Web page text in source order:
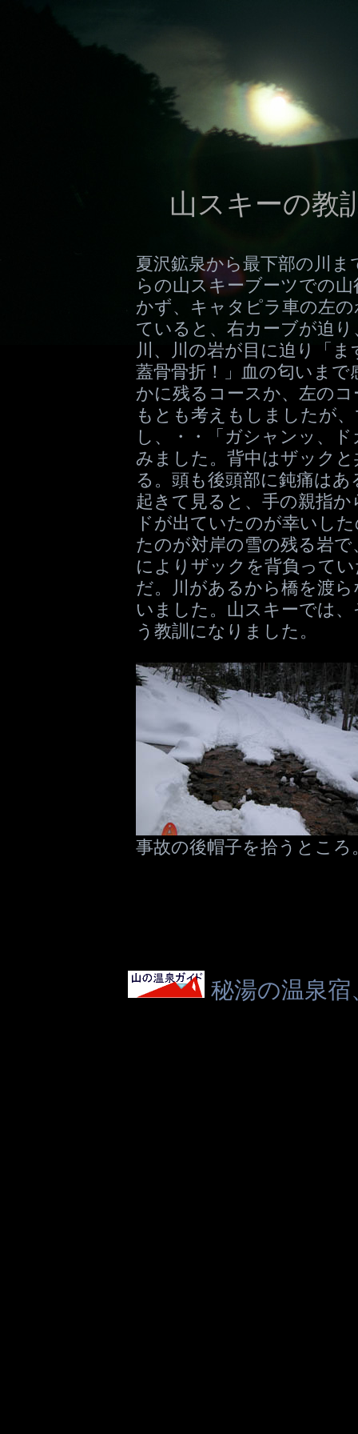
山スキーの教
夏沢鉱泉から最下部の川
らの山スキーブーツでの
かず、キャタピラ車の左
ていると、右カーブが迫
川、川の岩が目に迫り「
蓋骨骨折！」血の匂いま
かに残るコースか、左の
もとも考えもしましたが
し、・・「ガシャンッ、
みました。背中はザック
る。頭も後頭部に鈍痛は
起きて見ると、手の親指
ドが出ていたのが幸いし
たのが対岸の雪の残る岩
によりザックを背負って
だ。川があるから橋を渡
いました。山スキーでは
う教訓になりました。
事故の後帽子を拾うところ
秘湯の温泉